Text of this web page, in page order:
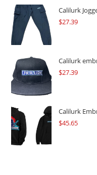
Calilurk
$27.39
Calilurk
$27.39
Calilurk
$45.65